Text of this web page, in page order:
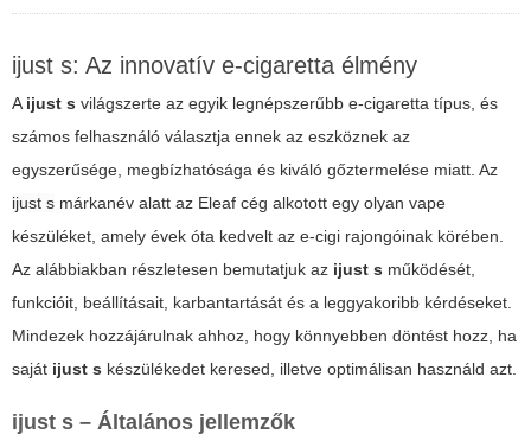
ijust s: Az innovatív e-cigaretta élmény
Aijust s világszerte az egyik legnépszerűbb e-cigaretta típus, és
számos felhasználó választja ennek az eszköznek az
egyszerűsége, megbízhatósága és kiváló gőztermelése miatt. Az
ijust s márkanév alatt az Eleaf cég alkotott egy olyan vape
készüléket, amely évek óta kedvelt az e-cigi rajongóinak körében.
Az alábbiakban részletesen bemutatjuk az ijust s működését,
funkcióit, beállításait, karbantartását és a leggyakoribb kérdéseket.
Mindezek hozzájárulnak ahhoz, hogy könnyebben döntést hozz, ha
saját ijust s készülékedet keresed, illetve optimálisan használd azt.
ijust s – Általános jellemzők